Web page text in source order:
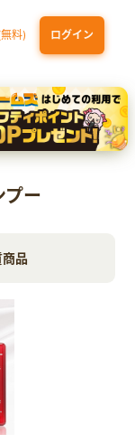
無料) ログイン
子さま用口座
プー
品